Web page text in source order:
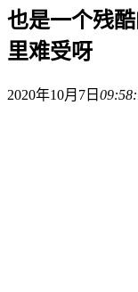
也是一个残
里难受呀
2020年10月7日